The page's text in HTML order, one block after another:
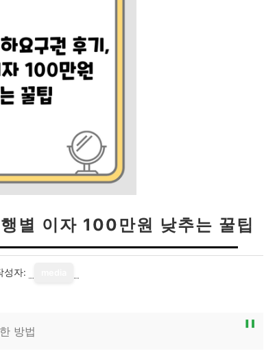
별 이자 100만원 낮추는 꿀팁
성자:
방법